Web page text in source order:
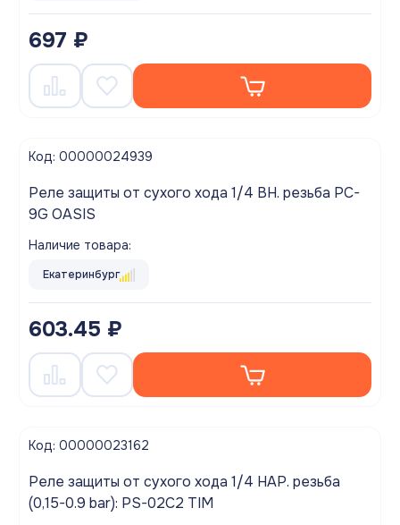
697 ₽
Код: 00000024939
Реле защиты от сухого хода 1/4 ВН. резьба PC-
9G OASIS
Наличие товара:
Екатеринбург
603.45 ₽
Код: 00000023162
Реле защиты от сухого хода 1/4 НАР. резьба
(0,15-0.9 bar): PS-02C2 TIM